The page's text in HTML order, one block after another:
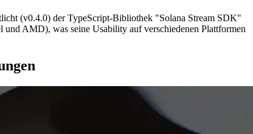
(v0.4.0) der TypeScript-Bibliothek "Solana Stream SDK"
AMD), was seine Usability auf verschiedenen Plattformen